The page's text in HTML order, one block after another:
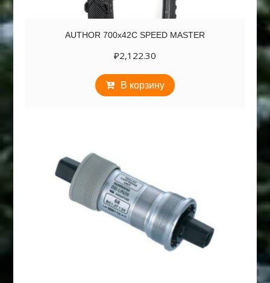
AUTHOR 700х42C SPEED MASTER
₽2,122.30
В корзину